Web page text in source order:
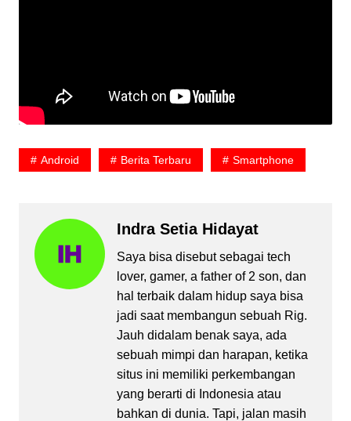
Android Berita Terbaru Smartphone
Indra Setia Hidayat
Saya bisa disebut sebagai tech
lover, gamer, a father of 2 son, dan
hal terbaik dalam hidup saya bisa
jadi saat membangun sebuah Rig.
Jauh didalam benak saya, ada
sebuah mimpi dan harapan, ketika
situs ini memiliki perkembangan
yang berarti di Indonesia atau
bahkan di dunia. Tapi, jalan masih